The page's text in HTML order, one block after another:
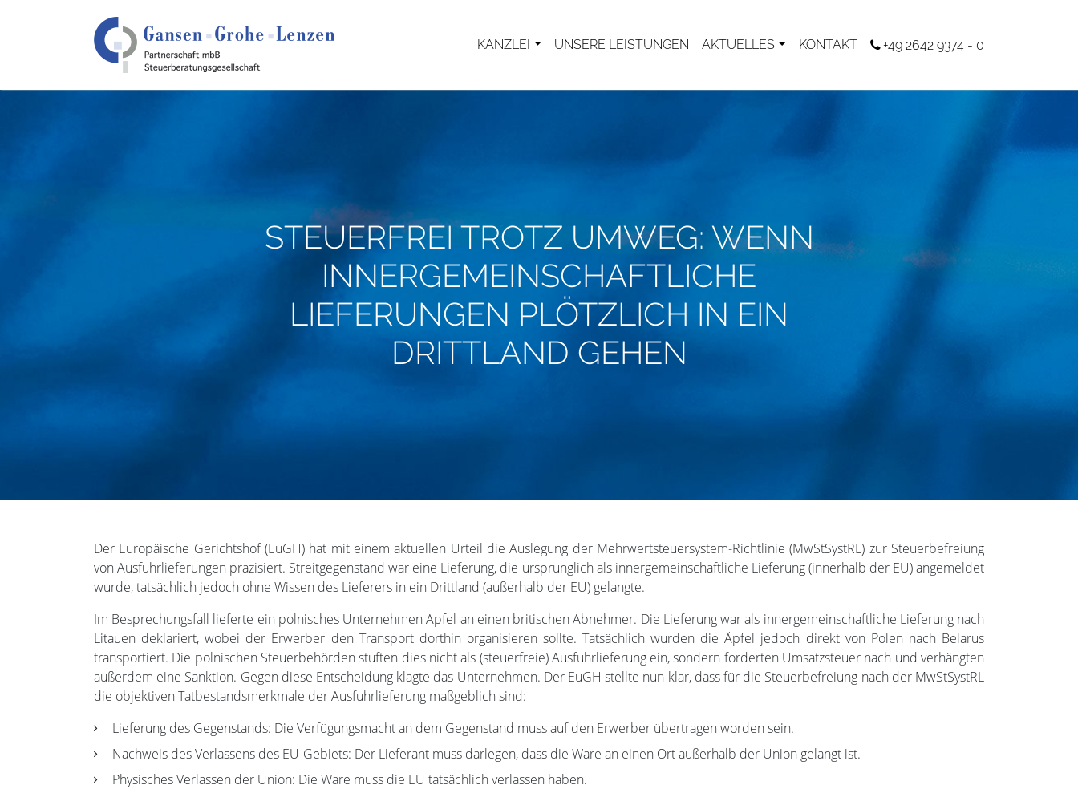
KANZLEI UNSERE LEISTUNGEN AKTUELLES KONTAKT +49 2642 9374 - 0
STEUERFREI TROTZ UMWEG: WENN
INNERGEMEINSCHAFTLICHE
LIEFERUNGEN PLÖTZLICH IN EIN
DRITTLAND GEHEN
Der Europäische Gerichtshof (EuGH) hat mit einem aktuellen Urteil die Auslegung der Mehrwertsteuersystem-Richtlinie (MwStSystRL) zur Steuerbefreiung
von Ausfuhrlieferungen präzisiert. Streitgegenstand war eine Lieferung, die ursprünglich als innergemeinschaftliche Lieferung (innerhalb der EU) angemeldet
wurde, tatsächlich jedoch ohne Wissen des Lieferers in ein Drittland (außerhalb der EU) gelangte.
Im Besprechungsfall lieferte ein polnisches Unternehmen Äpfel an einen britischen Abnehmer. Die Lieferung war als innergemeinschaftliche Lieferung nach
Litauen deklariert, wobei der Erwerber den Transport dorthin organisieren sollte. Tatsächlich wurden die Äpfel jedoch direkt von Polen nach Belarus
transportiert. Die polnischen Steuerbehörden stuften dies nicht als (steuerfreie) Ausfuhrlieferung ein, sondern forderten Umsatzsteuer nach und verhängten
außerdem eine Sanktion. Gegen diese Entscheidung klagte das Unternehmen. Der EuGH stellte nun klar, dass für die Steuerbefreiung nach der MwStSystRL
die objektiven Tatbestandsmerkmale der Ausfuhrlieferung maßgeblich sind:
Lieferung des Gegenstands: Die Verfügungsmacht an dem Gegenstand muss auf den Erwerber übertragen worden sein.
Nachweis des Verlassens des EU-Gebiets: Der Lieferant muss darlegen, dass die Ware an einen Ort außerhalb der Union gelangt ist.
Physisches Verlassen der Union: Die Ware muss die EU tatsächlich verlassen haben.